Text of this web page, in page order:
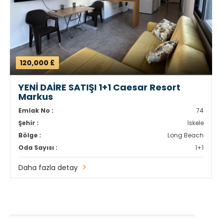
120,000 £
YENİ DAİRE SATIŞI 1+1 Caesar Resort
Markus
Emlak No :
74
Şehir :
İskele
Bölge :
Long Beach
Oda Sayısı :
1+1
Daha fazla detay